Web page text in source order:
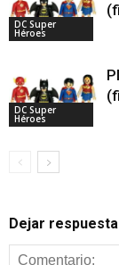
DC Super
Héroes
DC Super
Héroes
Dejar respuesta